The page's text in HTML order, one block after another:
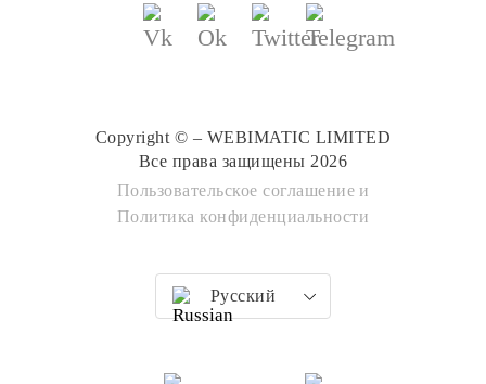
Copyright © – WEBIMATIC LIMITED
Все права защищены 2026
Пользовательское соглашение и
Политика конфиденциальности
Русский